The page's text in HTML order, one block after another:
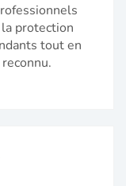
protection
tout en